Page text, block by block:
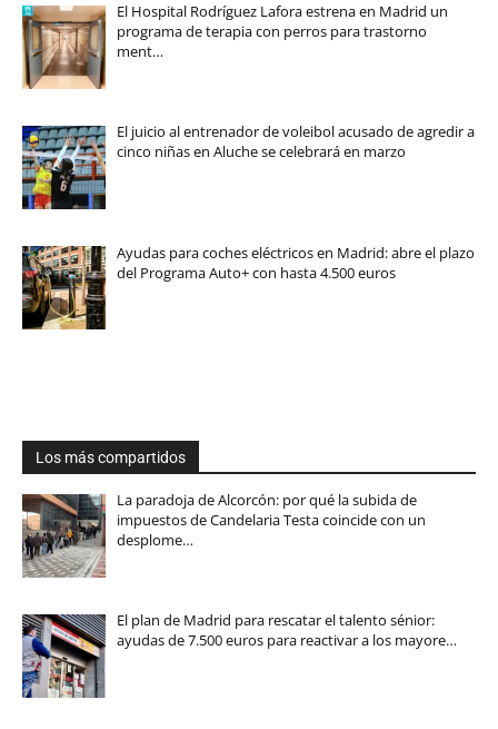
El Hospital Rodríguez Lafora estrena en Madrid un
programa de terapia con perros para trastorno
ment…
El juicio al entrenador de voleibol acusado de agredir a
cinco niñas en Aluche se celebrará en marzo
Ayudas para coches eléctricos en Madrid: abre el plazo
del Programa Auto+ con hasta 4.500 euros
Los más compartidos
La paradoja de Alcorcón: por qué la subida de
impuestos de Candelaria Testa coincide con un
desplome…
El plan de Madrid para rescatar el talento sénior:
ayudas de 7.500 euros para reactivar a los mayore…